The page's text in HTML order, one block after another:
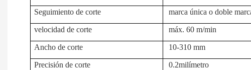
Seguimiento de corte marca única o doble
velocidad de corte máx. 60 m/min
Ancho de corte 10-310 mm
Precisión de corte 0.2milímetro